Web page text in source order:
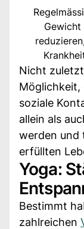
Nicht
Möglichkeit,
soziale
allein als
werden und
erfüllten
Yoga:
Bestimmt
zahlreichen